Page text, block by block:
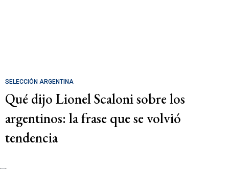
SELECCIÓN ARGENTINA
Qué dijo Lionel Scaloni sobre los
argentinos: la frase que se volvió
tendencia